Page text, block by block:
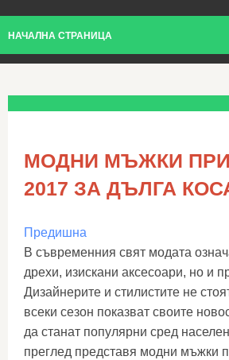
НАЧАЛНА СТРАНИЦА
МОДНИ МЪЖКИ
2017 ЗА ДЪЛГА
Предишна
В съвременния свят модата
дрехи, изискани аксесоари, но и
Дизайнерите и стилистите не
всеки сезон показват своите
да станат популярни сред
преглед представя модни мъжки